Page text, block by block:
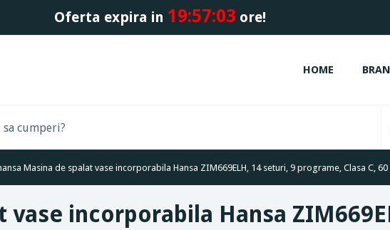
HOME
Masina de spalat vase incorporabila Hansa ZIM669ELH, 14 seturi, 9 programe, Clasa C,
vase incorporabila Hansa
Oferta expira in 19:57:03 ore!